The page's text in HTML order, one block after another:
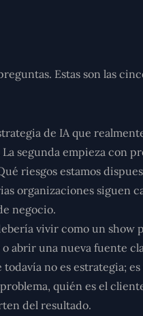
Estas son las
de IA que
segunda empieza con
riesgos estamos
organizaciones siguen
negocio.
vivir como un
abrir una nueva fuente
no es estrategia;
quién es el
del resultado.